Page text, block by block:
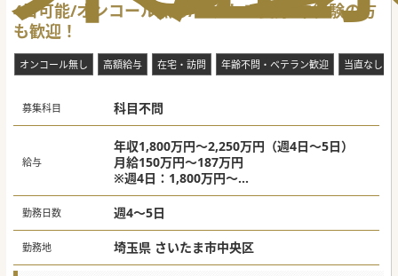
4日可能/オンコール無し/アクセス良好/未経験の方
も歓迎！
オンコール無し 高額給与 在宅・訪問 年齢不問・ベテラン歓迎 当直なし
募集科目 科目不問
給与
年収1,800万円～2,250万円（週4日～5日）
月給150万円～187万円
※週4日：1,800万円～
※週5日：2,000万円～
勤務日数 週4～5日
勤務地 埼玉県 さいたま市中央区